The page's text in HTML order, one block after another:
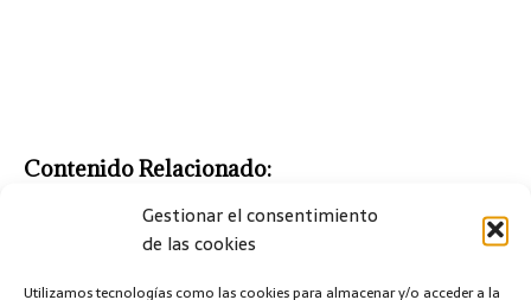
Gestionar el consentimiento
de las cookies
Utilizamos tecnologías como las cookies para almacenar y/o acceder a la
Contenido Relacionado:
HERRAMIENTAS